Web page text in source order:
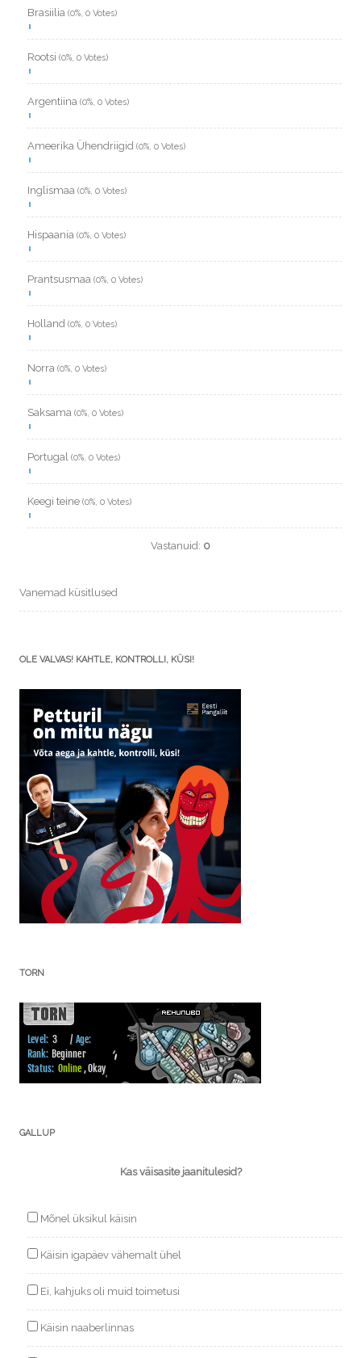
Brasiilia (0%, 0 Votes)
Rootsi (0%, 0 Votes)
Argentiina (0%, 0 Votes)
Ameerika Ühendriigid (0%, 0 Votes)
Inglismaa (0%, 0 Votes)
Hispaania (0%, 0 Votes)
Prantsusmaa (0%, 0 Votes)
Holland (0%, 0 Votes)
Norra (0%, 0 Votes)
Saksama (0%, 0 Votes)
Portugal (0%, 0 Votes)
Keegi teine (0%, 0 Votes)
Vastanuid: 0
Vanemad küsitlused
OLE VALVAS! KAHTLE, KONTROLLI, KÜSI!
TORN
GALLUP
Kas väisasite jaanitulesid?
Mõnel üksikul käisin
Käisin igapäev vähemalt ühel
Ei, kahjuks oli muid toimetusi
Käisin naaberlinnas